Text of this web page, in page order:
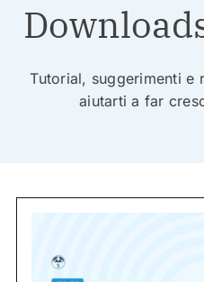
Tutorial, suggerimenti e
aiutarti a far